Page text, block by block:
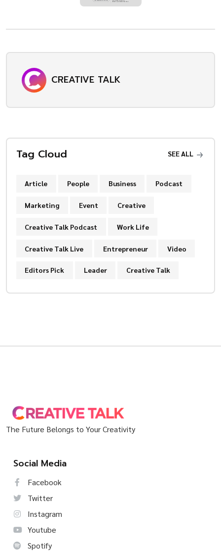
CREATIVE TALK
Tag Cloud SEE ALL
Article People Business Podcast
Marketing Event Creative
Creative Talk Podcast Work Life
Creative Talk Live Entrepreneur Video
Editors Pick Leader Creative Talk
The Future Belongs to Your Creativity
Social Media
Facebook
Twitter
Instagram
Youtube
Spotify